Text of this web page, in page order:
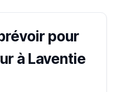
pour
à Laventie